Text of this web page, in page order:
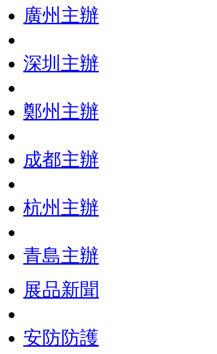
廣州主辦
深圳主辦
鄭州主辦
成都主辦
杭州主辦
青島主辦
展品新聞
安防防護